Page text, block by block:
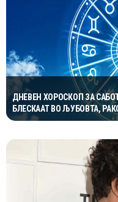
ДНЕВЕН ХОРОСКОП ЗА
БЛЕСКААТ ВО ЉУБОВТА,
ОДЛИЧЕН ДЕН ЗА